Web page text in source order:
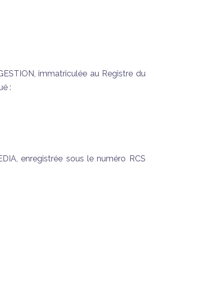
immatriculée au Registre du
:
enregistrée sous le numéro RCS